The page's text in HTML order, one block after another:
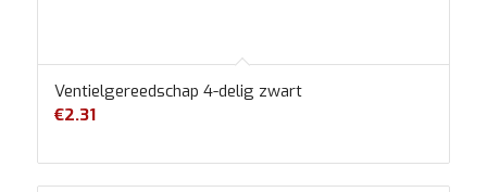
Ventielgereedschap 4-delig zwart
€2.31